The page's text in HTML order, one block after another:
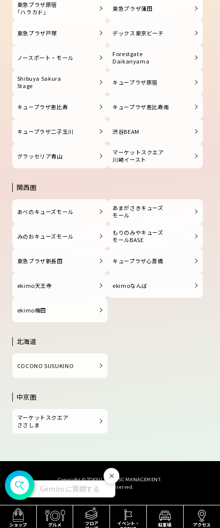
Gemini に質問する
閉じる
東急プラザ原宿
「ハラカド」
東急プラザ蒲田
東急プラザ戸塚 デックス東京ビーチ
ノースポート・モール
Forestgate
Daikanyama
Shibuya Sakura
Stage
キュープラザ原宿
キュープラザ恵比寿 キュープラザ恵比寿南
キュープラザ二子玉川 渋谷BEAM
グラッセリア青山
マーケットスクエア
川崎イースト
関西圏
あべのキューズモール
あまがさきキューズ
モール
みのおキューズモール
もりのみやキューズ
モールBASE
東急プラザ新長田 キュープラザ心斎橋
ekimo天王寺 ekimoなんば
ekimo梅田
北海道
COCONO SUSUKINO
中京圏
マーケットスクエア
ささしま
Copyright © TOKYU LAND SC MANAGEMENT.
All Rights Reserved.
ショップ グルメ フロア イベント・ 駐車場 アクセス